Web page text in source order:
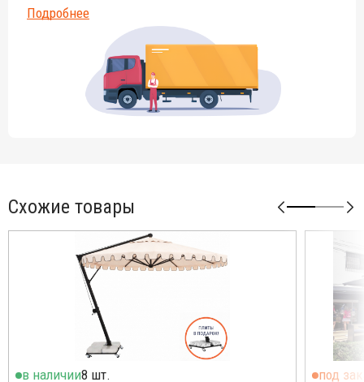
Подробнее
Схожие товары
в наличии8 шт. под